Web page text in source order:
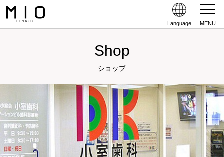
Language MENU
Shop
ショップ